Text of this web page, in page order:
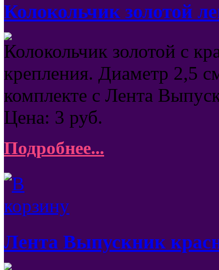
Колокольчик золотой
Колокольчик золотой с
крепления. Диаметр 2,5
комплекте с Лента
Цена: 3 руб.
Подробнее...
Лента Выпускник